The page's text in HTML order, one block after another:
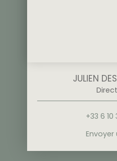
JULIEN
+33 6